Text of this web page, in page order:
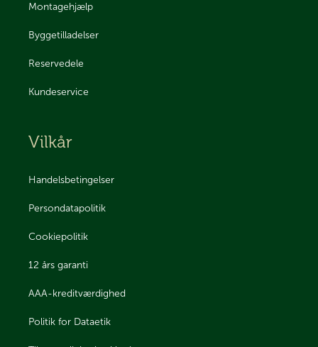
Montagehjælp
Byggetilladelser
Reservedele
Kundeservice
Vilkår
Handelsbetingelser
Persondatapolitik
Cookiepolitik
12 års garanti
AAA-kreditværdighed
Politik for Dataetik